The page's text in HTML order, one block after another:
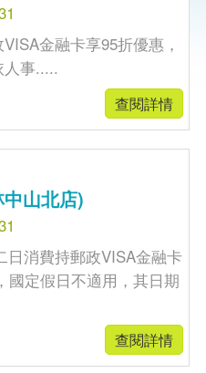
金融卡享95折優惠，
人事.....
查閱詳情
山北店)
日消費持郵政VISA金融卡
國定假日不適用，其日期
查閱詳情